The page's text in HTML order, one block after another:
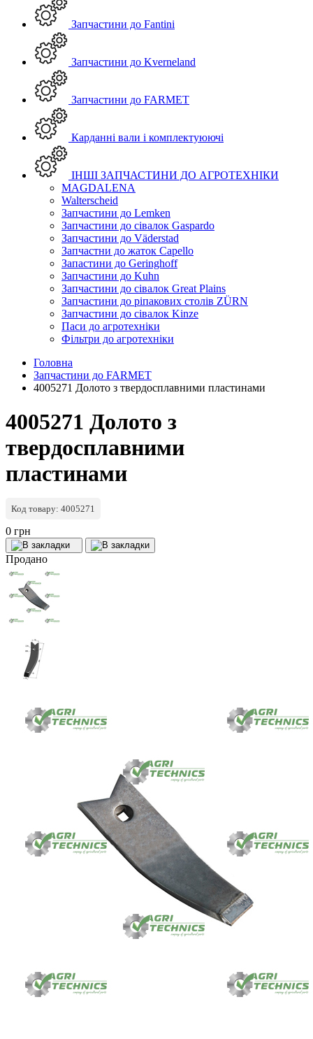
Запчастини до Fantini
Запчастини до Kverneland
Запчастини до FARMET
Карданні вали і комплектуюючі
ІНШІ ЗАПЧАСТИНИ ДО АГРОТЕХНІКИ
MAGDALENA
Walterscheid
Запчастини до Lemken
Запчастини до сівалок Gaspardo
Запчастини до Väderstad
Запчастни до жаток Capello
Запастини до Geringhoff
Запчастини до Kuhn
Запчастини до сівалок Great Plains
Запчастини до ріпакових столів ZÜRN
Запчастини до сівалок Kinze
Паси до агротехніки
Фільтри до агротехніки
Головна
Запчастини до FARMET
4005271 Долото з твердосплавними пластинами
4005271 Долото з
твердосплавними
пластинами
Код товару: 4005271
0 грн
Продано